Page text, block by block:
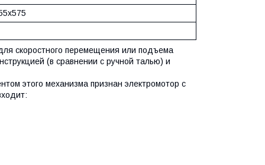
скоростного перемещения или подъема
(в сравнении с ручной талью) и
этого механизма признан электромотор с